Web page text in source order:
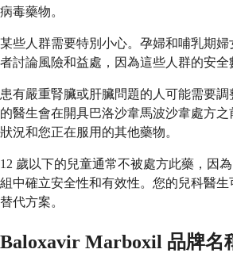
病毒藥物。
某些人群需要特別小心。孕婦和哺乳期
者討論風險和益處，因為這些人群的安全
患有嚴重腎臟或肝臟問題的人可能需要
的醫生會在開具巴洛沙韋馬波沙韋處方
狀況和您正在服用的其他藥物。
12 歲以下的兒童通常不被處方此藥，因
組中確立安全性和有效性。您的兒科醫
替代方案。
Baloxavir Marboxil 品牌名